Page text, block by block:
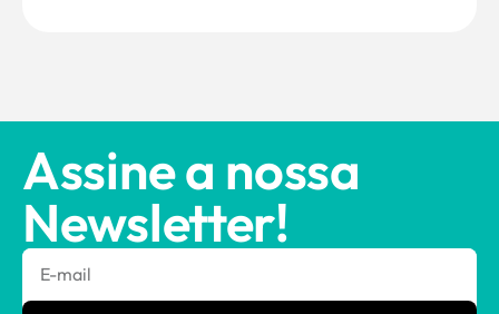
Assine a nossa
Newsletter!